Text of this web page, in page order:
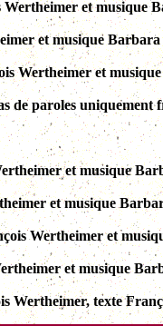
et musique
et musique Barbara
Wertheimer et
de paroles uniquement
et musique
et musique
Wertheimer et
et musique
Wertheimer, texte